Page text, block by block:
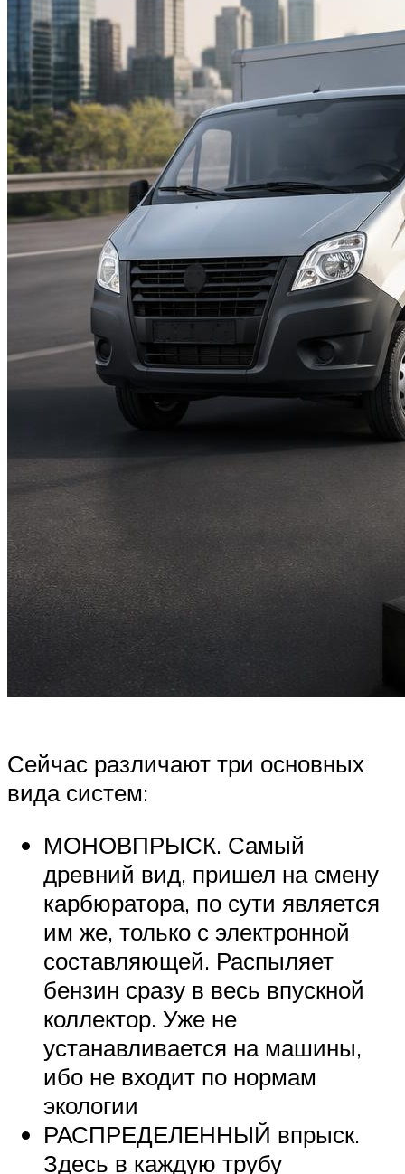
Сейчас различают три основных
вида систем:
МОНОВПРЫСК. Самый
древний вид, пришел на смену
карбюратора, по сути является
им же, только с электронной
составляющей. Распыляет
бензин сразу в весь впускной
коллектор. Уже не
устанавливается на машины,
ибо не входит по нормам
экологии
РАСПРЕДЕЛЕННЫЙ впрыск.
Здесь в каждую трубу